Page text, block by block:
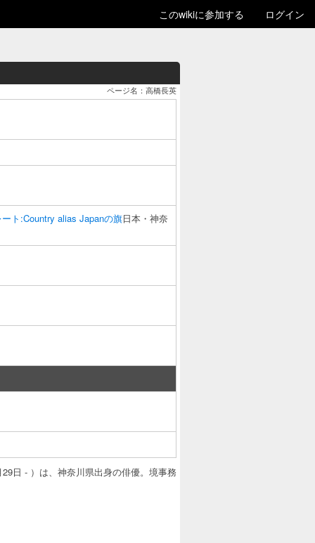
このwikiに参加する ログイン
ページ名：高橋長英
ト:Country alias Japanの旗日本・神奈
日 - ）は、神奈川県出身の俳優。境事務